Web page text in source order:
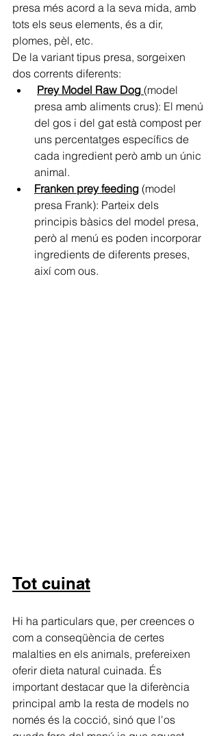
presa més acord a la seva mida, amb
tots els seus elements, és a dir,
plomes, pèl, etc.
De la variant tipus presa, sorgeixen
dos corrents diferents:
Prey Model Raw Dog (model
presa amb aliments crus): El menú
del gos i del gat està compost per
uns percentatges específics de
cada ingredient però amb un únic
animal.
Franken prey feeding (model
presa Frank): Parteix dels
principis bàsics del model presa,
però al menú es poden incorporar
ingredients de diferents preses,
així com ous.
Tot cuinat
Hi ha particulars que, per creences o
com a conseqüència de certes
malalties en els animals, prefereixen
oferir dieta natural cuinada. És
important destacar que la diferència
principal amb la resta de models no
només és la cocció, sinó que l'os